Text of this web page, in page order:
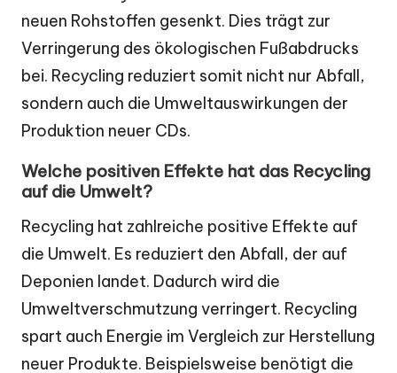
neuen Rohstoffen gesenkt. Dies trägt zur
Verringerung des ökologischen Fußabdrucks
bei. Recycling reduziert somit nicht nur Abfall,
sondern auch die Umweltauswirkungen der
Produktion neuer CDs.
Welche positiven Effekte hat das Recycling
auf die Umwelt?
Recycling hat zahlreiche positive Effekte auf
die Umwelt. Es reduziert den Abfall, der auf
Deponien landet. Dadurch wird die
Umweltverschmutzung verringert. Recycling
spart auch Energie im Vergleich zur Herstellung
neuer Produkte. Beispielsweise benötigt die